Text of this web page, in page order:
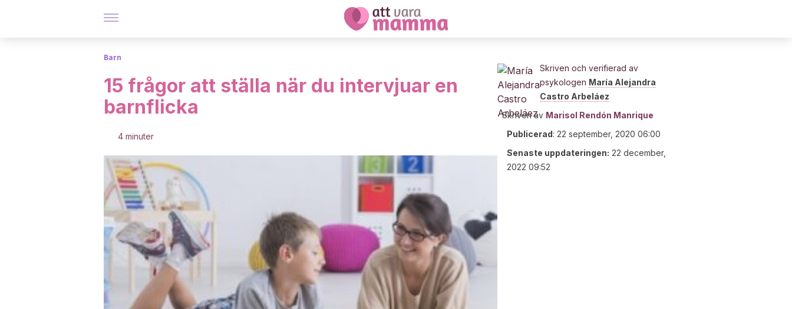
Barn
15 frågor att ställa när du intervjuar en
barnflicka
4 minuter
Skriven och verifierad av
psykologen María Alejandra
Castro Arbeláez
Skriven av Marisol Rendón Manrique
Publicerad: 22 september, 2020 06:00
Senaste uppdateringen: 22 december,
2022 09:52